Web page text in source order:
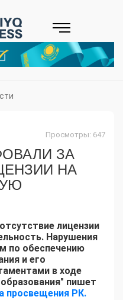
Просмотры: 647
ЗА
НА
лицензии
Нарушения
по обеспечению
и его
в ходе
пишет
просвещения РК.